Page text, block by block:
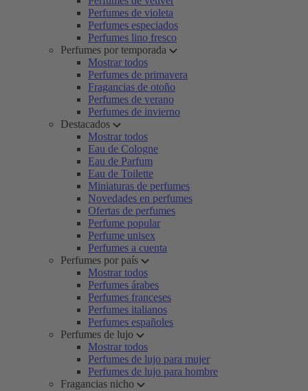
Perfumes de violeta
Perfumes especiados
Perfumes lino fresco
Perfumes por temporada
Mostrar todos
Perfumes de primavera
Fragancias de otoño
Perfumes de verano
Perfumes de invierno
Destacados
Mostrar todos
Eau de Cologne
Eau de Parfum
Eau de Toilette
Miniaturas de perfumes
Novedades en perfumes
Ofertas de perfumes
Perfume popular
Perfume unisex
Perfumes a cuenta
Perfumes por país
Mostrar todos
Perfumes árabes
Perfumes franceses
Perfumes italianos
Perfumes españoles
Perfumes de lujo
Mostrar todos
Perfumes de lujo para mujer
Perfumes de lujo para hombre
Fragancias nicho